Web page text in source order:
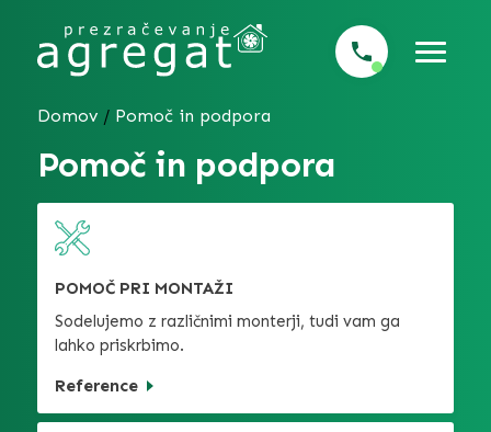
Domov / Pomoč in podpora
Pomoč in podpora
POMOČ PRI MONTAŽI
Sodelujemo z različnimi monterji, tudi vam ga
lahko priskrbimo.
Reference